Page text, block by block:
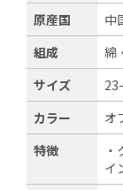
原産国
中
組成
綿
サイズ
カラー
オ
特徴
イ